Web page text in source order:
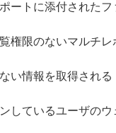
ートに添付された
権限のないマルチ
い情報を取得される
しているユーザの